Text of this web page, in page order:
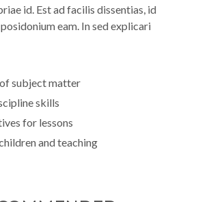
id. Est ad facilis dissentias, id
eam. In sed explicari
subject matter
skills
for lessons
and teaching